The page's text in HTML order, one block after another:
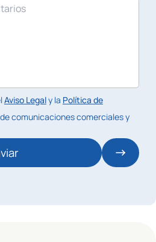
Aviso Legaly la Política de
comunicaciones comerciales y